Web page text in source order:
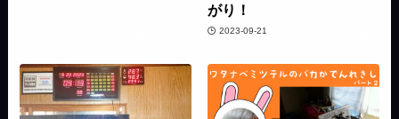
がり！
2023-09-21